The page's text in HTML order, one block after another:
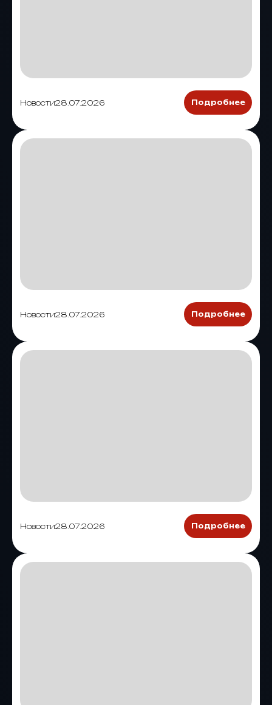
Новости28.07.2026 Подробнее
Новости28.07.2026 Подробнее
Новости28.07.2026 Подробнее